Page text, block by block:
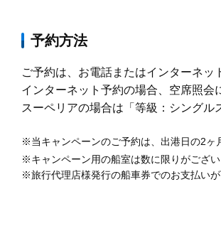
予約方法
ご予約は、お電話またはインターネッ
インターネット予約の場合、 空席照会
スーペリアの場合は「等級：シングル
※当キャンペーンのご予約は、出港日の2ヶ
※キャンペーン用の船室は数に限りがござ
※旅行代理店様発行の船車券でのお支払いが